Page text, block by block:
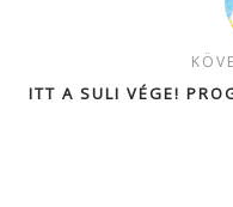
ITT A SULI VÉGE!